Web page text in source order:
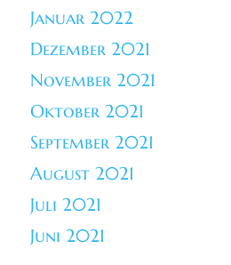
Januar 2022
Dezember 2021
November 2021
Oktober 2021
September 2021
August 2021
Juli 2021
Juni 2021